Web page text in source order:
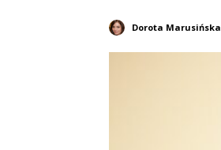
Dorota Marusińska